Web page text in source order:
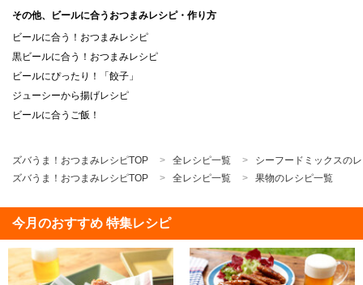
その他、ビールに合うおつまみレシピ・作り方
ビールに合う！おつまみレシピ
黒ビールに合う！おつまみレシピ
ビールにぴったり！「餃子」
ジューシーから揚げレシピ
ビールに合うご飯！
ズバうま！おつまみレシピTOP 全レシピ一覧
シーフードミックスの
ズバうま！おつまみレシピTOP
全レシピ一覧 果物のレシピ一覧
今月のおすすめ 特集レシピ